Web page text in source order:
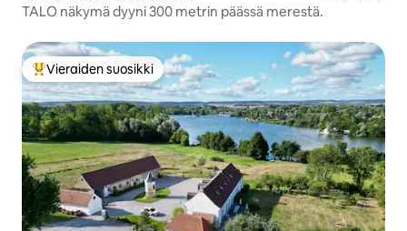
TALO näkymä dyyni 300 metrin päässä merestä.
Vieraiden suosikkien parhaimmistoa
Vieraiden suosikki